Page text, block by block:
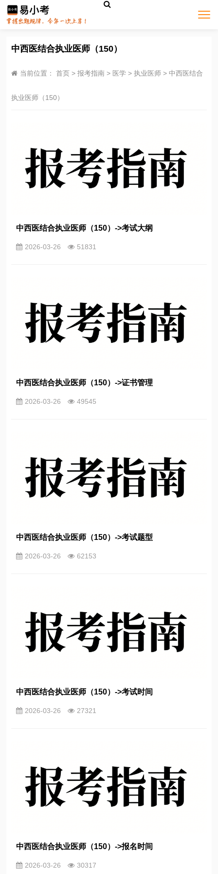
中西医结合执业医师（150）
当前位置： 首页 >报考指南 > 医学 >执业医师 >中西医结合
执业医师（150）
中西医结合执业医师（150）->考试大纲
2026-03-26 51831
中西医结合执业医师（150）->证书管理
2026-03-26 49545
中西医结合执业医师（150）->考试题型
2026-03-26 62153
中西医结合执业医师（150）->考试时间
2026-03-26 27321
中西医结合执业医师（150）->报名时间
2026-03-26 30317